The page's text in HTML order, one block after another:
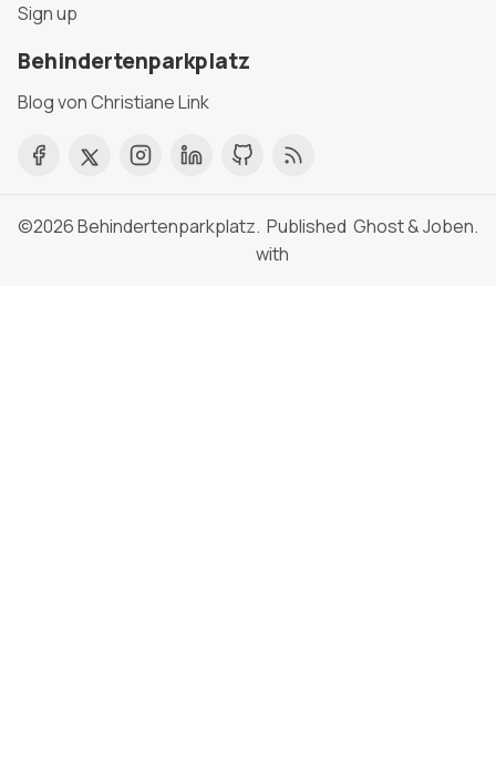
Sign up
Behindertenparkplatz
Blog von Christiane Link
©2026Behindertenparkplatz. Published
with
Ghost&Joben.